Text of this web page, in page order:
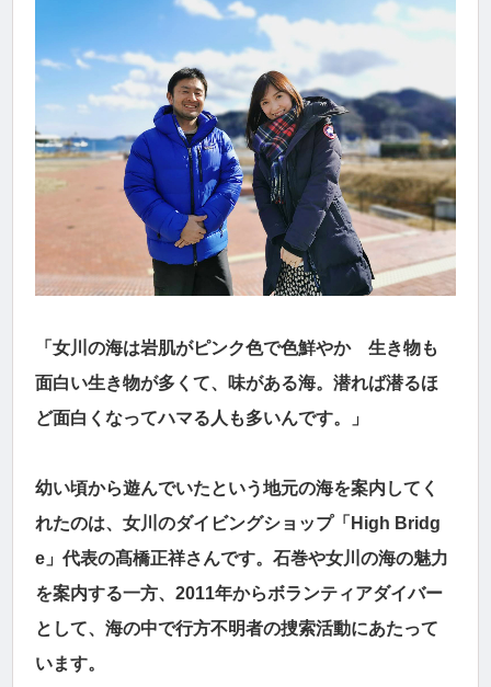
「女川の海は岩肌がピンク色で色鮮やか 生き物も
面白い生き物が多くて、味がある海。潜れば潜るほ
ど面白くなってハマる人も多いんです。」
幼い頃から遊んでいたという地元の海を案内してく
れたのは、女川のダイビングショップ「High Bridg
e」代表の髙橋正祥さんです。石巻や女川の海の魅力
を案内する一方、2011年からボランティアダイバー
として、海の中で行方不明者の捜索活動にあたって
います。